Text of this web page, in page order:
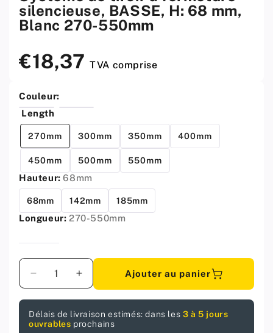
modal
silencieuse, BASSE, H: 68 mm,
Blanc 270-550mm
Prix
standard
€18,37TVA comprise
Couleur:
Length
270mm 300mm 350mm 400mm
450mm 500mm 550mm
Hauteur:68mm
68mm 142mm 185mm
Longueur: 270-550mm
Quantité
Diminuer
la
pour
Système
Augmenter
la
pour
Système
Ajouter au panier
Délais de livraison estimés: dans les 3 à 5 jours
ouvrables prochains